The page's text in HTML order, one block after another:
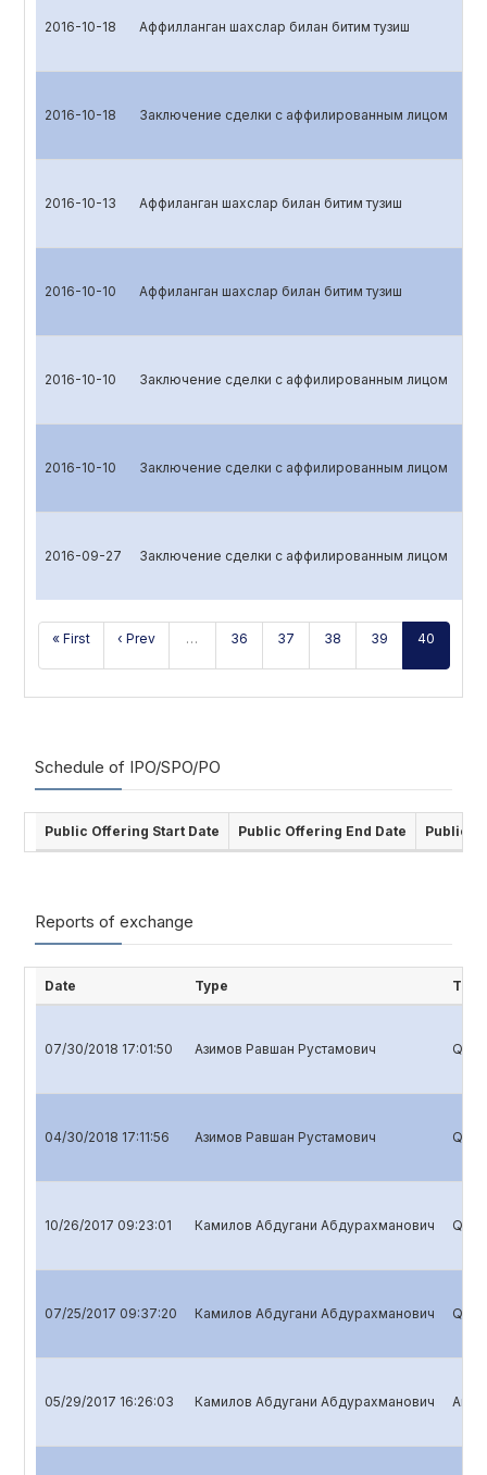
2016-10-18 Аффилланган шахслар билан битим тузиш
2016-10-18 Заключение сделки с аффилированным лицом
2016-10-13 Аффиланган шахслар билан битим тузиш
2016-10-10 Аффиланган шахслар билан битим тузиш
2016-10-10 Заключение сделки с аффилированным лицом
2016-10-10 Заключение сделки с аффилированным лицом
2016-09-27 Заключение сделки с аффилированным лицом
« First ‹ Prev … 36 37 38 39 40
Schedule of IPO/SPO/PO
Public Offering Start Date Public Offering End Date Public
Reports of exchange
Date Type Title
07/30/2018 17:01:50 Азимов Равшан Рустамович
04/30/2018 17:11:56 Азимов Равшан Рустамович
10/26/2017 09:23:01 Камилов Абдугани Абдурахманович
07/25/2017 09:37:20 Камилов Абдугани Абдурахманович
05/29/2017 16:26:03 Камилов Абдугани Абдурахманович